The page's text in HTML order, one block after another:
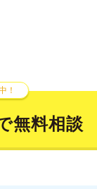
！
無料相談